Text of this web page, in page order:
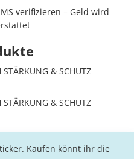
verifizieren – Geld wird
& SCHUTZ
& SCHUTZ
Kaufen könnt ihr die